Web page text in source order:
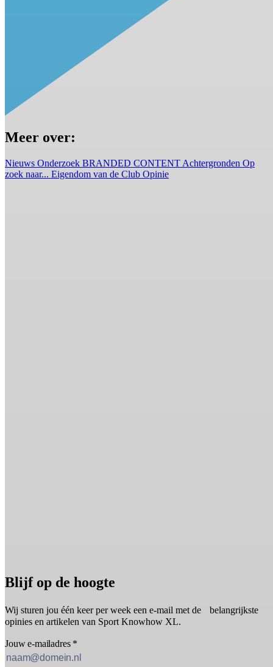
Meer over:
Nieuws Onderzoek BRANDED CONTENT Achtergronden Op
zoek naar... Eigendom van de Club Opinie
Blijf op de hoogte
Wij sturen jou één keer per week een e-mail met de belangrijkste
opinies en artikelen van Sport Knowhow XL.
Jouw e-mailadres *